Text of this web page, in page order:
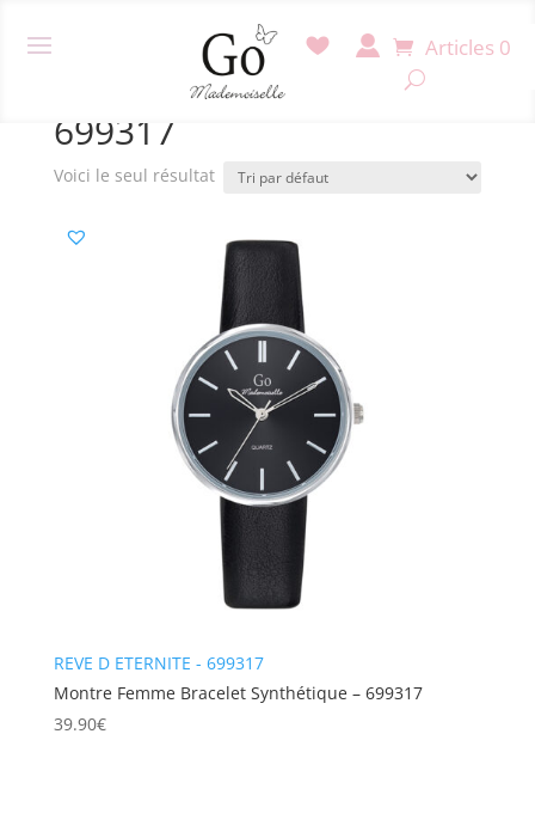
Articles 0
/ Produit Référence / 699317
699317
Voici le seul résultat
REVE D ETERNITE - 699317
Montre Femme Bracelet Synthétique – 699317
39.90€